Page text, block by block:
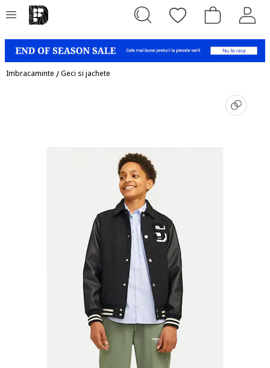
Imbracaminte /Geci si jachete